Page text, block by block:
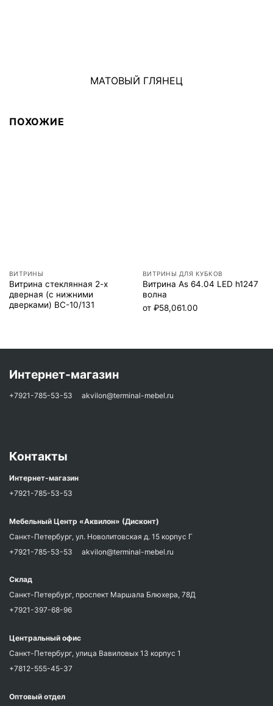
МАТОВЫЙ ГЛЯНЕЦ
ПОХОЖИЕ
ВИТРИНЫ
Витрина стеклянная 2-х
дверная (с нижними
дверками) ВС-10/131
ВИТРИНЫ ДЛЯ КУБКОВ
Витрина As 64.04 LED h1247
волна
от ₽58,061.00
Интернет-магазин
+7921-785-53-53 akvilon@terminal-mebel.ru
Контакты
Интернет-магазин
+7921-785-53-53
Мебельный Центр «Аквилон» (Дисконт)
Санкт-Петербург, ул. Новолитовская д. 15 корпус Г
+7921-785-53-53 akvilon@terminal-mebel.ru
Склад
Санкт-Петербург, проспект Маршала Блюхера, 78Д
+7921-397-68-96
Центральный офис
Санкт-Петербург, улица Вавиловых 13 корпус 1
+7812-555-45-37
Оптовый отдел